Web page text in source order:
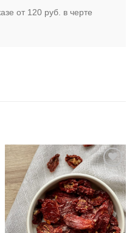
от 120 руб. в черте